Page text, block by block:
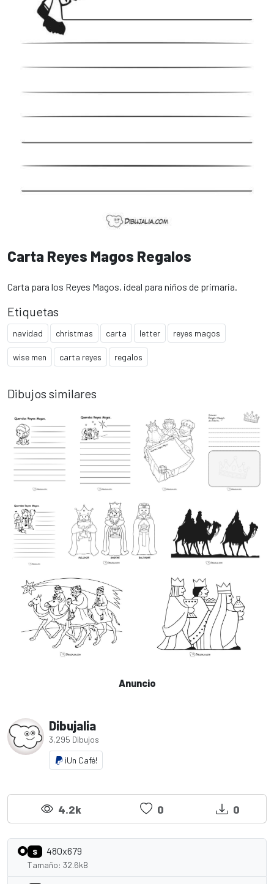
Carta Reyes Magos Regalos
Carta para los Reyes Magos, ideal para niños de primaria.
Etiquetas
navidad christmas carta letter reyes magos
wise men carta reyes regalos
Dibujos similares
Anuncio
Dibujalia
3,295 Dibujos
¡Un Café!
4.2k 0 0
S 480x679
Tamaño: 32.6kB